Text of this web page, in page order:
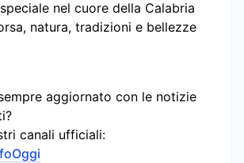
nel cuore della Calabria
natura, tradizioni e bellezze
aggiornato con le notizie
canali ufficiali: